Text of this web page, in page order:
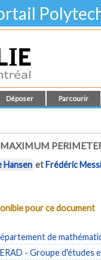
Déposer Parcourir
MAXIMUM
Hansen etFrédéric
pour ce document
de
- Groupe d'études